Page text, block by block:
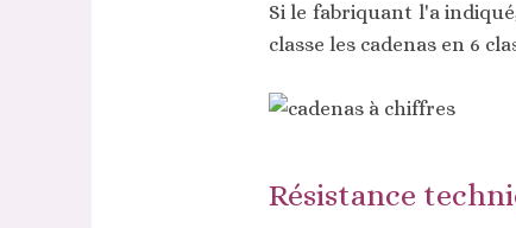
Si le fabriquant l'a
classe les cadenas en 6
Résistance